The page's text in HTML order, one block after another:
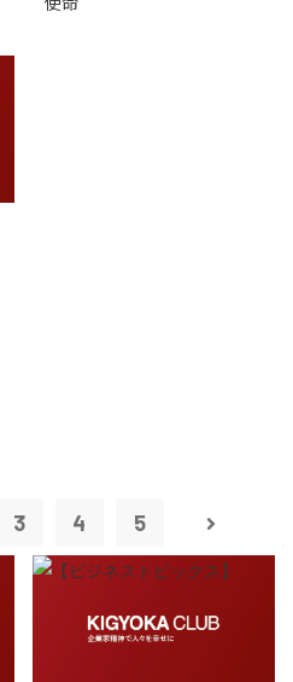
3 4 5